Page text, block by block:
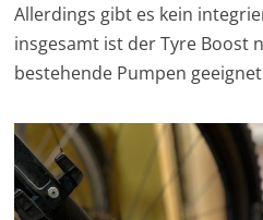
Allerdings gibt es kein
insgesamt ist der Tyre Boost
bestehende Pumpen